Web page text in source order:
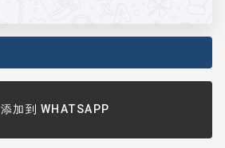
添加到 WHATSAPP